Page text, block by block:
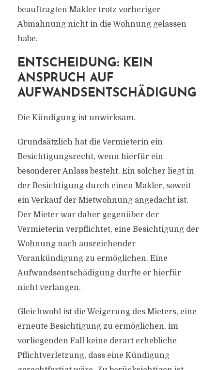
beauftragten Makler trotz vorheriger
Abmahnung nicht in die Wohnung gelassen
habe.
ENTSCHEIDUNG: KEIN
ANSPRUCH AUF
AUFWANDSENTSCHÄDIGUNG
Die Kündigung ist unwirksam.
Grundsätzlich hat die Vermieterin ein
Besichtigungsrecht, wenn hierfür ein
besonderer Anlass besteht. Ein solcher liegt in
der Besichtigung durch einen Makler, soweit
ein Verkauf der Mietwohnung angedacht ist.
Der Mieter war daher gegenüber der
Vermieterin verpflichtet, eine Besichtigung der
Wohnung nach ausreichender
Vorankündigung zu ermöglichen. Eine
Aufwandsentschädigung durfte er hierfür
nicht verlangen.
Gleichwohl ist die Weigerung des Mieters, eine
erneute Besichtigung zu ermöglichen, im
vorliegenden Fall keine derart erhebliche
Pflichtverletzung, dass eine Kündigung